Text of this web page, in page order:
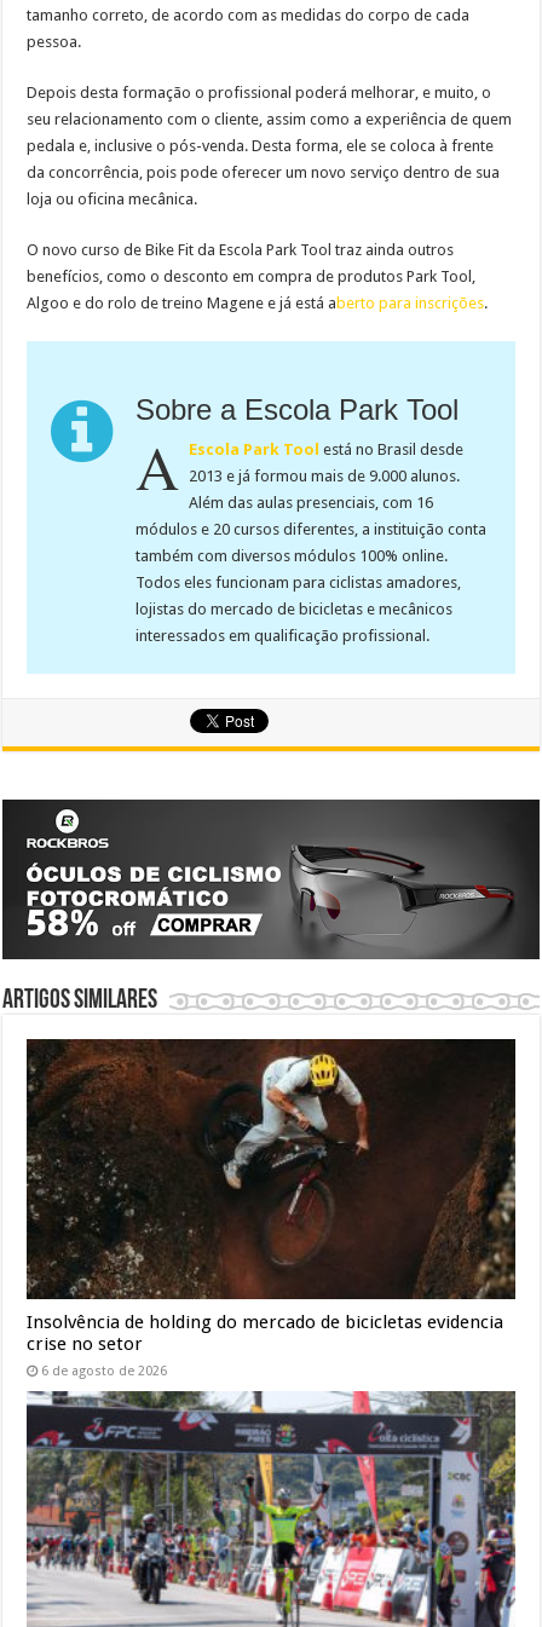
tamanho correto, de acordo com as medidas do corpo de cada
pessoa.
Depois desta formação o profissional poderá melhorar, e muito, o
seu relacionamento com o cliente, assim como a experiência de quem
pedala e, inclusive o pós-venda. Desta forma, ele se coloca à frente
da concorrência, pois pode oferecer um novo serviço dentro de sua
loja ou oficina mecânica.
O novo curso de Bike Fit da Escola Park Tool traz ainda outros
benefícios, como o desconto em compra de produtos Park Tool,
Algoo e do rolo de treino Magene e já está aberto para inscrições.
Sobre a Escola Park Tool
A Escola Park Tool está no Brasil desde
2013 e já formou mais de 9.000 alunos.
Além das aulas presenciais, com 16
módulos e 20 cursos diferentes, a instituição conta
também com diversos módulos 100% online.
Todos eles funcionam para ciclistas amadores,
lojistas do mercado de bicicletas e mecânicos
interessados em qualificação profissional.
Artigos similares
Insolvência de holding do mercado de bicicletas evidencia
crise no setor
6 de agosto de 2026